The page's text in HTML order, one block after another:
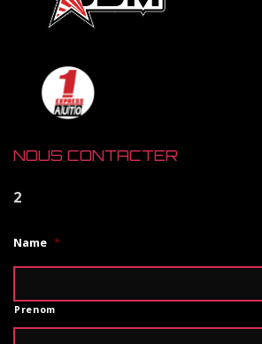
NOUS CONTACTER
2
Name *
Prenom